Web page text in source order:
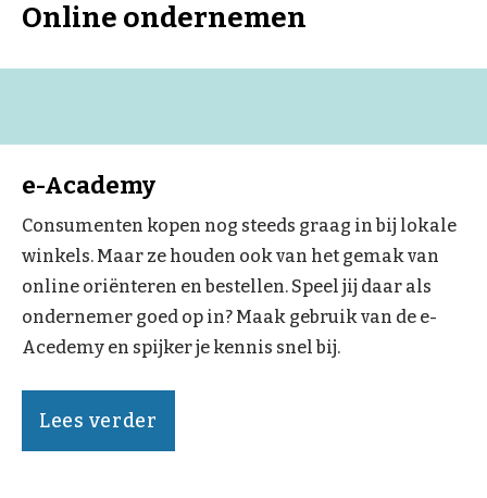
Online ondernemen
e-Academy
Consumenten kopen nog steeds graag in bij lokale
winkels. Maar ze houden ook van het gemak van
online oriënteren en bestellen. Speel jij daar als
ondernemer goed op in? Maak gebruik van de e-
Acedemy en spijker je kennis snel bij.
Lees verder